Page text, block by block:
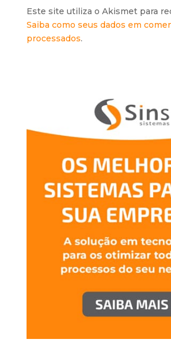
Este site utiliza o Akismet para
Saiba como seus dados em
processados.